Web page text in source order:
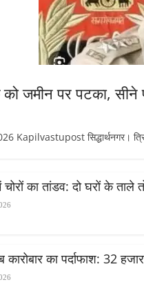
जमीन पर पटका, सीने
सिद्धार्थनगर।
चोरों का तांडव: दो घरों के
कारोबार का पर्दाफाश: 32